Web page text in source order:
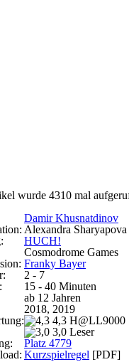
wurde 4310 mal
Damir Khusnatdinov
Alexandra Sharyapova
HUCH!
Cosmodrome Games
Franky Bayer
2 - 7
15 - 40 Minuten
ab 12 Jahren
2018, 2019
4,3 H@LL9000
3,0 Leser
Platz 4779
Kurzspielregel [PDF]